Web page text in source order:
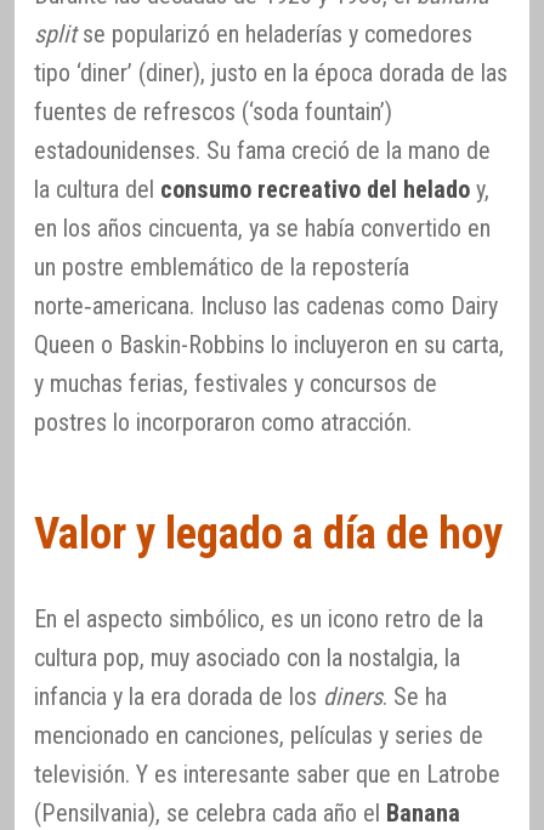
splitse popularizó en heladerías y comedores
tipo ‘diner’ (diner), justo en la época dorada de las
fuentes de refrescos (‘soda fountain’)
estadounidenses. Su fama creció de la mano de
la cultura del consumo recreativo del helado y,
en los años cincuenta, ya se había convertido en
un postre emblemático de la repostería
norte‑americana. Incluso las cadenas como Dairy
Queen o Baskin-Robbins lo incluyeron en su carta,
y muchas ferias, festivales y concursos de
postres lo incorporaron como atracción.
Valor y legado a día de hoy
En el aspecto simbólico, es un icono retro de la
cultura pop, muy asociado con la nostalgia, la
infancia y la era dorada de los diners. Se ha
mencionado en canciones, películas y series de
televisión. Y es interesante saber que en Latrobe
(Pensilvania), se celebra cada año el Banana